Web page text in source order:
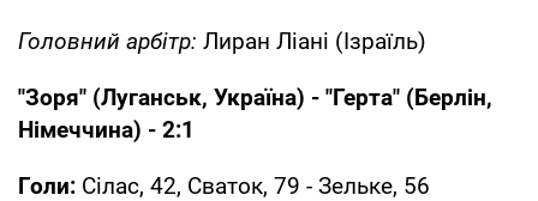
Головний арбітр: Лиран Ліані (Ізраїль)
"Зоря" (Луганськ, Україна) - "Герта" (Берлін,
Німеччина) - 2:1
Голи: Сілас, 42, Сваток, 79 - Зельке, 56